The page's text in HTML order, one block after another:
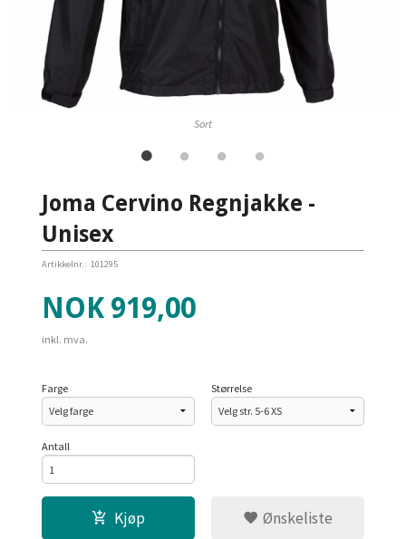
Sort
Joma Cervino Regnjakke -
Unisex
Artikkelnr.: 101295
Pris
NOK 919,00
inkl. mva.
Farge Størrelse
Antall
Kjøp Ønskeliste